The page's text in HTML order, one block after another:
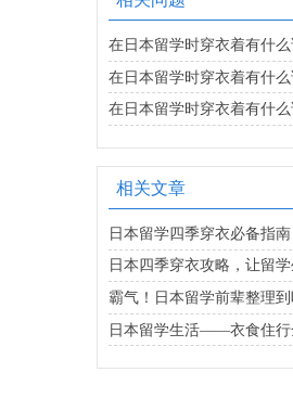
在日本留学时穿衣着有什么
在日本留学时穿衣着有什么
在日本留学时穿衣着有什么
相关文章
日本留学四季穿衣必备指南
日本四季穿衣攻略，让留
霸气！日本留学前辈整理
日本留学生活——衣食住行